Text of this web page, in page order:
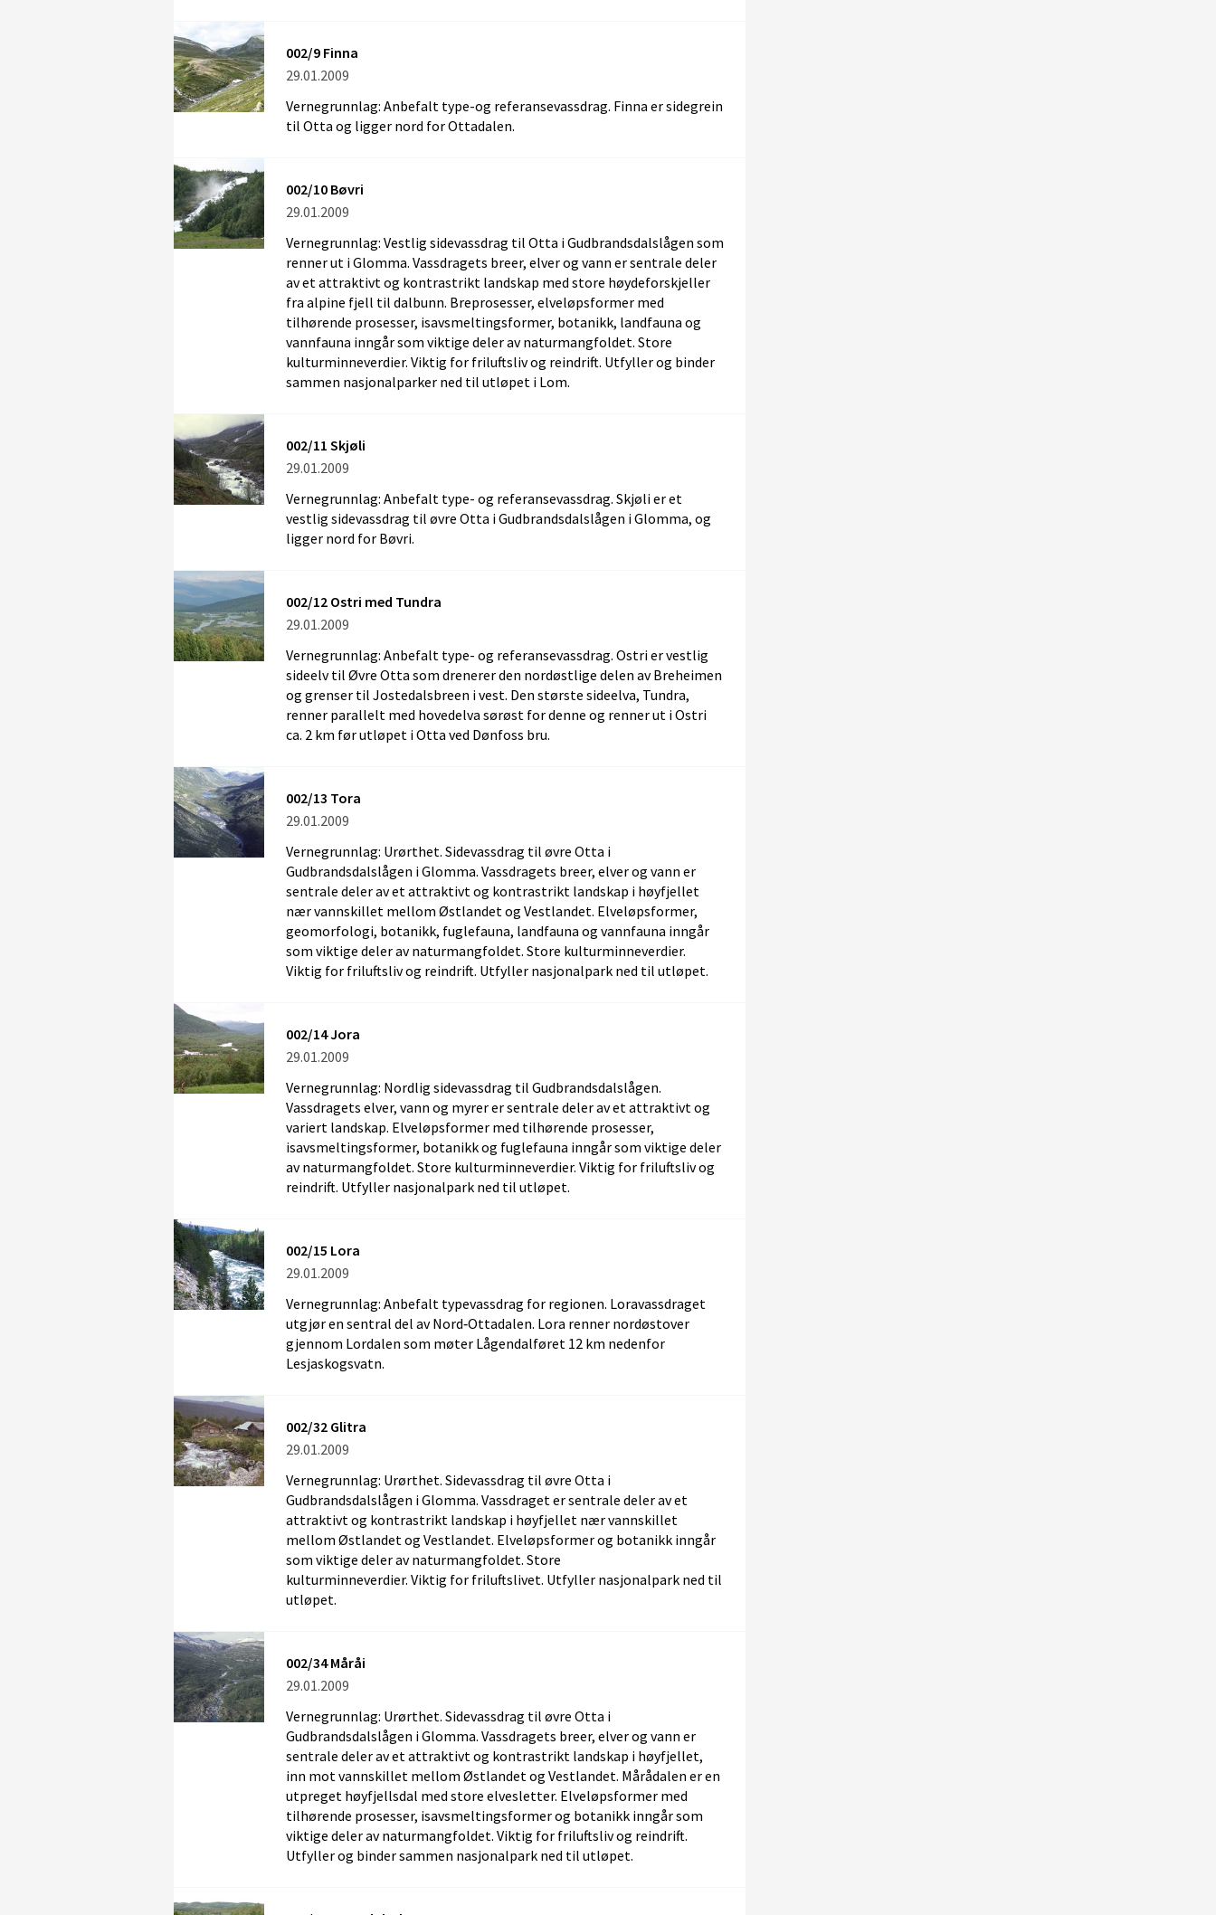
002/9 Finna
29.01.2009
Vernegrunnlag: Anbefalt type-og referansevassdrag. Finna er sidegrein
til Otta og ligger nord for Ottadalen.
002/10 Bøvri
29.01.2009
Vernegrunnlag: Vestlig sidevassdrag til Otta i Gudbrandsdalslågen som
renner ut i Glomma. Vassdragets breer, elver og vann er sentrale deler
av et attraktivt og kontrastrikt landskap med store høydeforskjeller
fra alpine fjell til dalbunn. Breprosesser, elveløpsformer med
tilhørende prosesser, isavsmeltingsformer, botanikk, landfauna og
vannfauna inngår som viktige deler av naturmangfoldet. Store
kulturminneverdier. Viktig for friluftsliv og reindrift. Utfyller og binder
sammen nasjonalparker ned til utløpet i Lom.
002/11 Skjøli
29.01.2009
Vernegrunnlag: Anbefalt type- og referansevassdrag. Skjøli er et
vestlig sidevassdrag til øvre Otta i Gudbrandsdalslågen i Glomma, og
ligger nord for Bøvri.
002/12 Ostri med Tundra
29.01.2009
Vernegrunnlag: Anbefalt type- og referansevassdrag. Ostri er vestlig
sideelv til Øvre Otta som drenerer den nordøstlige delen av Breheimen
og grenser til Jostedalsbreen i vest. Den største sideelva, Tundra,
renner parallelt med hovedelva sørøst for denne og renner ut i Ostri
ca. 2 km før utløpet i Otta ved Dønfoss bru.
002/13 Tora
29.01.2009
Vernegrunnlag: Urørthet. Sidevassdrag til øvre Otta i
Gudbrandsdalslågen i Glomma. Vassdragets breer, elver og vann er
sentrale deler av et attraktivt og kontrastrikt landskap i høyfjellet
nær vannskillet mellom Østlandet og Vestlandet. Elveløpsformer,
geomorfologi, botanikk, fuglefauna, landfauna og vannfauna inngår
som viktige deler av naturmangfoldet. Store kulturminneverdier.
Viktig for friluftsliv og reindrift. Utfyller nasjonalpark ned til utløpet.
002/14 Jora
29.01.2009
Vernegrunnlag: Nordlig sidevassdrag til Gudbrandsdalslågen.
Vassdragets elver, vann og myrer er sentrale deler av et attraktivt og
variert landskap. Elveløpsformer med tilhørende prosesser,
isavsmeltingsformer, botanikk og fuglefauna inngår som viktige deler
av naturmangfoldet. Store kulturminneverdier. Viktig for friluftsliv og
reindrift. Utfyller nasjonalpark ned til utløpet.
002/15 Lora
29.01.2009
Vernegrunnlag: Anbefalt typevassdrag for regionen. Loravassdraget
utgjør en sentral del av Nord‑Ottadalen. Lora renner nordøstover
gjennom Lordalen som møter Lågendalføret 12 km nedenfor
Lesjaskogsvatn.
002/32 Glitra
29.01.2009
Vernegrunnlag: Urørthet. Sidevassdrag til øvre Otta i
Gudbrandsdalslågen i Glomma. Vassdraget er sentrale deler av et
attraktivt og kontrastrikt landskap i høyfjellet nær vannskillet
mellom Østlandet og Vestlandet. Elveløpsformer og botanikk inngår
som viktige deler av naturmangfoldet. Store
kulturminneverdier. Viktig for friluftslivet. Utfyller nasjonalpark ned til
utløpet.
002/34 Måråi
29.01.2009
Vernegrunnlag: Urørthet. Sidevassdrag til øvre Otta i
Gudbrandsdalslågen i Glomma. Vassdragets breer, elver og vann er
sentrale deler av et attraktivt og kontrastrikt landskap i høyfjellet,
inn mot vannskillet mellom Østlandet og Vestlandet. Mårådalen er en
utpreget høyfjellsdal med store elvesletter. Elveløpsformer med
tilhørende prosesser, isavsmeltingsformer og botanikk inngår som
viktige deler av naturmangfoldet. Viktig for friluftsliv og reindrift.
Utfyller og binder sammen nasjonalpark ned til utløpet.